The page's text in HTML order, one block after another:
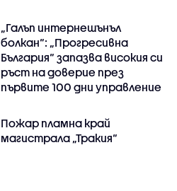
„Галъп интернешънъл
болкан“: „Прогресивна
България“ запазва високия си
ръст на доверие през
първите 100 дни управление
Пожар пламна край
магистрала „Тракия“